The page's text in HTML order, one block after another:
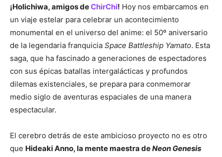
¡Holichiwa, amigos deChirChi! Hoy nos embarcamos en
un viaje estelar para celebrar un acontecimiento
monumental en el universo del anime: el 50º aniversario
de la legendaria franquicia Space Battleship Yamato. Esta
saga, que ha fascinado a generaciones de espectadores
con sus épicas batallas intergalácticas y profundos
dilemas existenciales, se prepara para conmemorar
medio siglo de aventuras espaciales de una manera
espectacular.
El cerebro detrás de este ambicioso proyecto no es otro
que Hideaki Anno, la mente maestra deNeon Genesis